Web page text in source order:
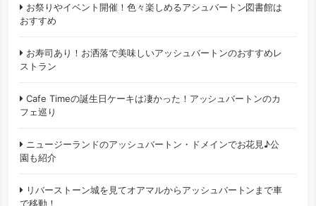
お祭りやイベント開催！色々楽しめるアシュバートン図書館は
おすすめ
お寿司あり！お洒落で美味しいアッシュバートンのおすすめレ
ストラン
Cafe Timeの誕生日ケーキは凄かった！アッシュバートンのカ
フェ巡り
ニュージーランドのアッシュバートン・ドメインでお花見♪公
園も紹介
リバーストーン城を見てオアマルからアッシュバートンまで車
で移動！